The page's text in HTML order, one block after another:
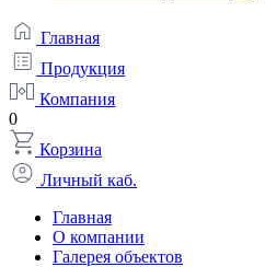
Главная
Продукция
Компания
0
Корзина
Личный каб.
Главная
О компании
Галерея объектов